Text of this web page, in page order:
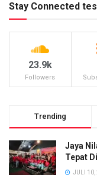
Stay Connected
23.9k
Followers
Trending
Jaya
Tepat
JULI 10,